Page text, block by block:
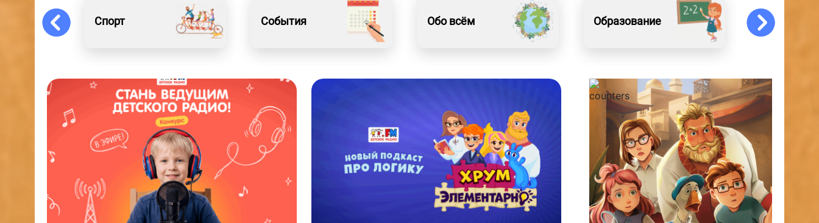
Спорт События Обо всём Образование Искусство